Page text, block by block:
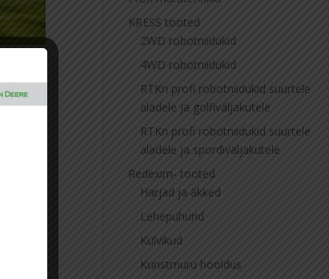
KRESS tooted
2WD robotniidukid
4WD robotniidukid
RTKn profi robotniidukid suurtele
aladele ja golfiväljakutele
RTKn profi robotniidukid suurtele
aladele ja spordiväljakutele
Redexim- tooted
Harjad ja äkked
Lehepuhurid
Külvikud
Kunstmuru hooldus